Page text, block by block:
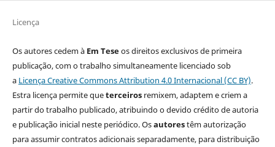
Licença
Os autores cedem à Em Teseos direitos exclusivos de primeira
publicação, com o trabalho simultaneamente licenciado sob
a Licença Creative Commons Attribution 4.0 Internacional (CC BY).
Estra licença permite queterceirosremixem, adaptem e criem a
partir do trabalho publicado, atribuindo o devido crédito de autoria
e publicação inicial neste periódico. Osautorestêm autorização
para assumir contratos adicionais separadamente, para distribuição